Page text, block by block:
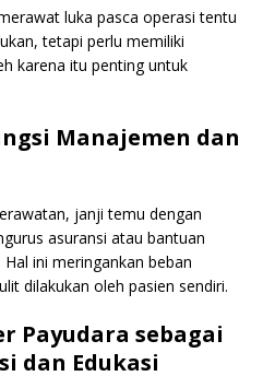
luka pasca operasi tentu
tetapi perlu memiliki
karena itu penting untuk
Manajemen dan
janji temu dengan
asuransi atau bantuan
ini meringankan beban
dilakukan oleh pasien sendiri.
Payudara sebagai
dan Edukasi